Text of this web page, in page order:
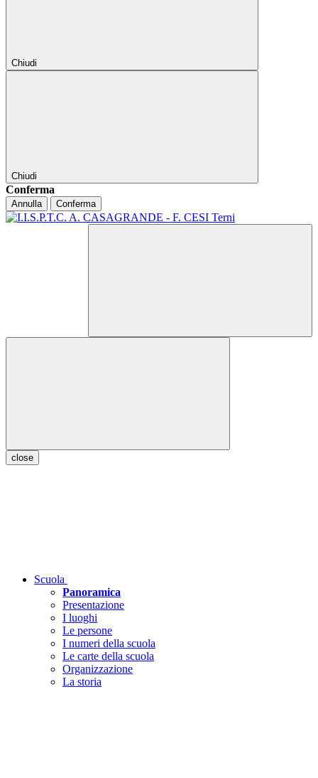
Chiudi
Chiudi
Conferma
Annulla Conferma
close
Scuola
Panoramica
Presentazione
I luoghi
Le persone
I numeri della scuola
Le carte della scuola
Organizzazione
La storia